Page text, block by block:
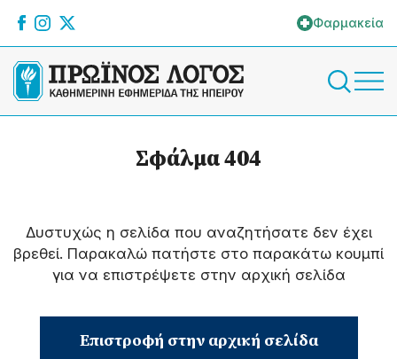
Φαρμακεία
Σφάλμα 404
Δυστυχώς η σελίδα που αναζητήσατε δεν έχει
βρεθεί. Παρακαλώ πατήστε στο παρακάτω κουμπί
για να επιστρέψετε στην αρχική σελίδα
Επιστροφή στην αρχική σελίδα